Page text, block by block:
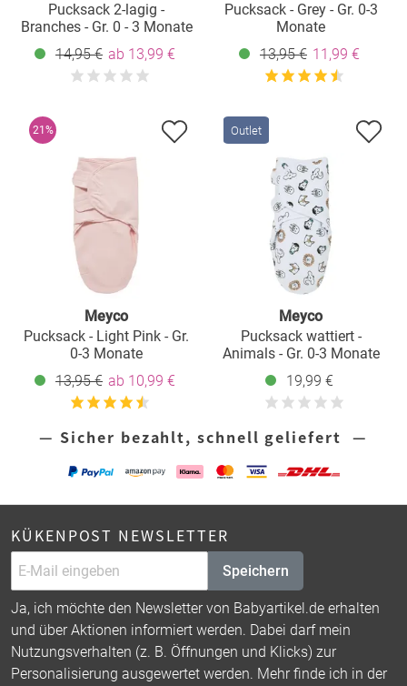
Pucksack 2-lagig -
Branches - Gr. 0 - 3 Monate
14,95 € ab 13,99 €
Pucksack - Grey - Gr. 0-3
Monate
13,95 € 11,99 €
21%
Meyco
Pucksack - Light Pink - Gr.
0-3 Monate
13,95 € ab 10,99 €
Outlet
Meyco
Pucksack wattiert -
Animals - Gr. 0-3 Monate
19,99 €
— Sicher bezahlt, schnell geliefert —
KÜKENPOST NEWSLETTER
Speichern
Ja, ich möchte den Newsletter von Babyartikel.de erhalten
und über Aktionen informiert werden. Dabei darf mein
Nutzungsverhalten (z. B. Öffnungen und Klicks) zur
Personalisierung ausgewertet werden. Mehr finde ich in der